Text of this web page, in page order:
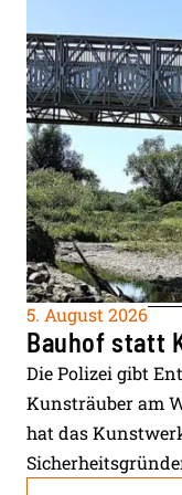
5. August 2026
Bauhof statt
Die Polizei gibt
Kunsträuber am
hat das